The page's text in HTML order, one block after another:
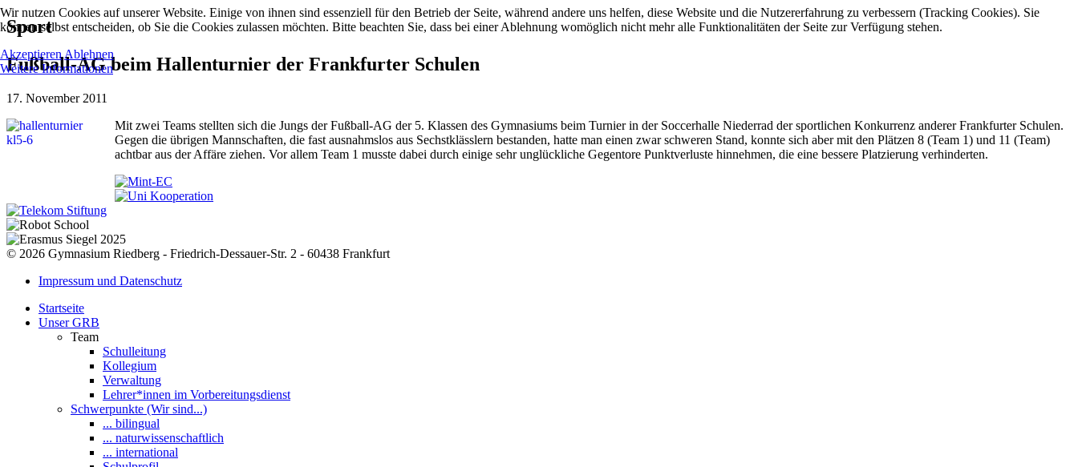
Sport
Fußball-AG beim Hallenturnier der Frankfurter Schulen
17. November 2011
Mit zwei Teams stellten sich die Jungs der Fußball-AG der 5. Klassen des Gymnasiums beim Turnier in der Soccerhalle Niederrad der sportlichen Konkurrenz anderer Frankfurter Schulen.
Gegen die übrigen Mannschaften, die fast ausnahmslos aus Sechstklässlern bestanden, hatte man einen zwar schweren Stand, konnte sich aber mit den Plätzen 8 (Team 1) und 11 (Team)
achtbar aus der Affäre ziehen. Vor allem Team 1 musste dabei durch einige sehr unglückliche Gegentore Punktverluste hinnehmen, die eine bessere Platzierung verhinderten.
© 2026 Gymnasium Riedberg - Friedrich-Dessauer-Str. 2 - 60438 Frankfurt
Impressum und Datenschutz
Startseite
Unser GRB
Team
Schulleitung
Kollegium
Verwaltung
Lehrer*innen im Vorbereitungsdienst
Schwerpunkte (Wir sind...)
... bilingual
... naturwissenschaftlich
... international
Wir nutzen Cookies auf unserer Website. Einige von ihnen sind essenziell für den Betrieb der Seite, während andere uns helfen, diese Website und die Nutzererfahrung zu verbessern (Tracking Cookies). Sie
können selbst entscheiden, ob Sie die Cookies zulassen möchten. Bitte beachten Sie, dass bei einer Ablehnung womöglich nicht mehr alle Funktionalitäten der Seite zur Verfügung stehen.
Akzeptieren Ablehnen
Weitere Informationen